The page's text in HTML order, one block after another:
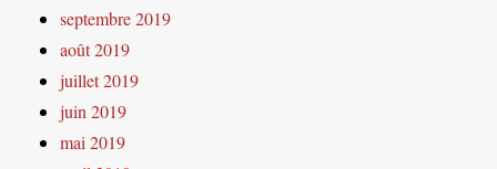
septembre 2019
août 2019
juillet 2019
juin 2019
mai 2019